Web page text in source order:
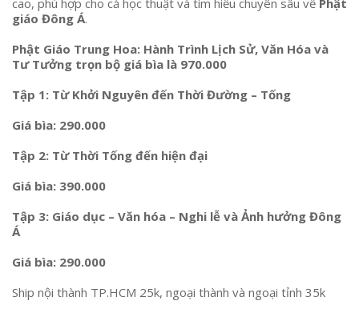
giáo Đông Á.
Phật Giáo Trung Hoa: Hành Trình Lịch Sử, Văn Hóa và
Tư Tưởng trọn bộ giá bìa là 970.000
Tập 1: Từ Khởi Nguyên đến Thời Đường – Tống
Giá bìa: 290.000
Tập 2: Từ Thời Tống đến hiện đại
Giá bìa: 390.000
Tập 3: Giáo dục – Văn hóa – Nghi lễ và Ảnh hưởng Đông
Á
Giá bìa: 290.000
Ship nội thành TP.HCM 25k, ngoại thành và ngoại tỉnh 35k